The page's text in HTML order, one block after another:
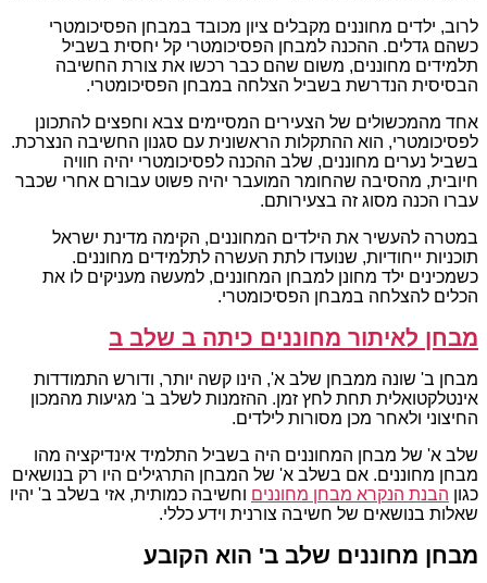
לרוב, ילדים מחוננים מקבלים ציון מכובד במבחן הפסיכומטרי
כשהם גדלים. ההכנה למבחן הפסיכומטרי קל יחסית בשביל
תלמידים מחוננים, משום שהם כבר רכשו את צורת החשיבה
הבסיסית הנדרשת בשביל הצלחה במבחן הפסיכומטרי.
אחד מהמכשולים של הצעירים המסיימים צבא וחפצים להתכונן
לפסיכומטרי, הוא ההתקלות הראשונית עם סגנון החשיבה הנצרכת.
בשביל נערים מחוננים, שלב ההכנה לפסיכומטרי יהיה חוויה
חיובית, מהסיבה שהחומר המועבר יהיה פשוט עבורם אחרי שכבר
עברו הכנה מסוג זה בצעירותם.
במטרה להעשיר את הילדים המחוננים, הקימה מדינת ישראל
תוכניות ייחודיות, שנועדו לתת העשרה לתלמידים מחוננים.
כשמכינים ילד מחונן למבחן המחוננים, למעשה מעניקים לו את
הכלים להצלחה במבחן הפסיכומטרי.
מבחן לאיתור מחוננים כיתה ב שלב ב
מבחן ב' שונה ממבחן שלב א', הינו קשה יותר, ודורש התמודדות
אינטלקטואלית תחת לחץ זמן. ההזמנות לשלב ב' מגיעות מהמכון
החיצוני ולאחר מכן מסורות לילדים.
שלב א' של מבחן המחוננים היה בשביל התלמיד אינדיקציה מהו
מבחן מחוננים. אם בשלב א' של המבחן התרגילים היו רק בנושאים
כגון הבנת הנקרא מבחן מחוננים וחשיבה כמותית, אזי בשלב ב' יהיו
שאלות בנושאים של חשיבה צורנית וידע כללי.
מבחן מחוננים שלב ב' הוא הקובע